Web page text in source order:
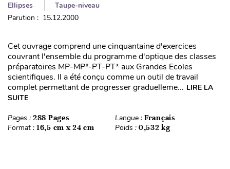
Ellipses
Taupe-niveau
Parution : 15.12.2000
Cet ouvrage comprend une cinquantaine d'exercices
couvrant l'ensemble du programme d'optique des classes
préparatoires MP-MP*-PT-PT* aux Grandes Ecoles
scientifiques. Il a été conçu comme un outil de travail
complet permettant de progresser graduelleme... LIRE LA
SUITE
Pages : 288 Pages Langue : Français
Format : 16,5 cm x 24 cm Poids : 0,532 kg